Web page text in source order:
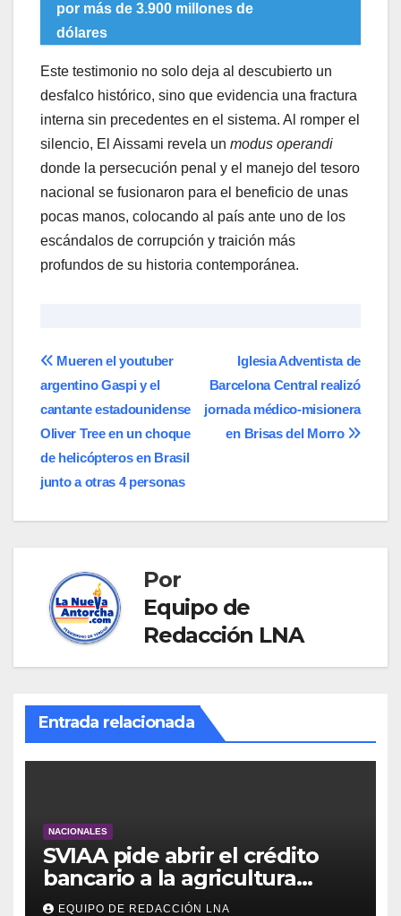
por más de 3.900 millones de
dólares
​Este testimonio no solo deja al descubierto un
desfalco histórico, sino que evidencia una fractura
interna sin precedentes en el sistema. Al romper el
silencio, El Aissami revela un modus operandi
donde la persecución penal y el manejo del tesoro
nacional se fusionaron para el beneficio de unas
pocas manos, colocando al país ante uno de los
escándalos de corrupción y traición más
profundos de su historia contemporánea.
Navegación
de
entradas
Iglesia Adventista de
Barcelona Central realizó
jornada médico-misionera
en Brisas del Morro
Mueren el youtuber
argentino Gaspi y el
cantante estadounidense
Oliver Tree en un choque
de helicópteros en Brasil
junto a otras 4 personas
Por
Equipo de
Redacción LNA
Entrada relacionada
NACIONALES
SVIAA pide abrir el crédito
bancario a la agricultura
familiar en Venezuela
EQUIPO DE REDACCIÓN LNA